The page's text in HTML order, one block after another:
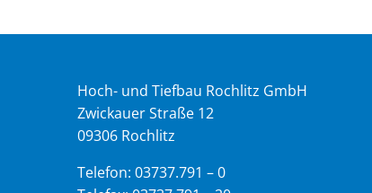
Hoch- und Tiefbau Rochlitz GmbH
Zwickauer Straße 12
09306 Rochlitz
Telefon: 03737.791 – 0